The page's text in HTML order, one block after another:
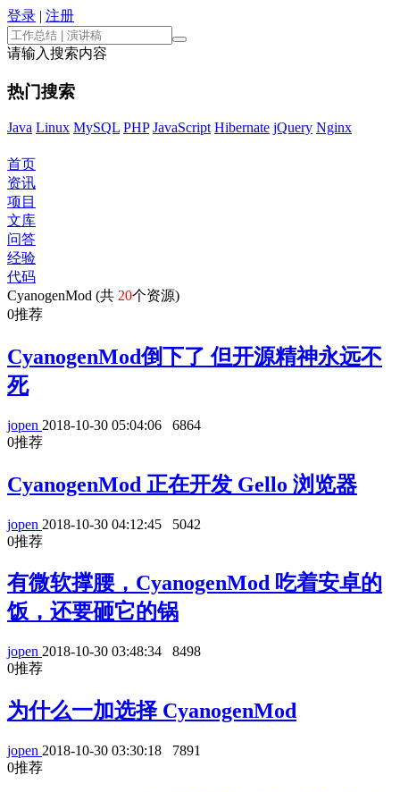
登录 | 注册
请输入搜索内容
热门搜索
Java Linux MySQL PHP JavaScript Hibernate jQuery Nginx
首页
资讯
项目
文库
问答
经验
代码
CyanogenMod (共 20个资源)
0推荐
CyanogenMod倒下了 但开源精神永远不
死
jopen 2018-10-30 05:04:06
6864
0推荐
CyanogenMod 正在开发 Gello 浏览器
jopen 2018-10-30 04:12:45
5042
0推荐
有微软撑腰，CyanogenMod 吃着安卓的
饭，还要砸它的锅
jopen 2018-10-30 03:48:34
8498
0推荐
为什么一加选择 CyanogenMod
jopen 2018-10-30 03:30:18
7891
0推荐